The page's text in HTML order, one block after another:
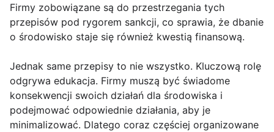
Firmy zobowiązane są do przestrzegania tych
przepisów pod rygorem sankcji, co sprawia, że dbanie
o środowisko staje się również kwestią finansową.
Jednak same przepisy to nie wszystko. Kluczową rolę
odgrywa edukacja. Firmy muszą być świadome
konsekwencji swoich działań dla środowiska i
podejmować odpowiednie działania, aby je
minimalizować. Dlatego coraz częściej organizowane